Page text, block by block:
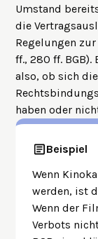
Umstand
die
Regelungen
ff.,280 ff.
also, ob sich
haben oder
Beispiel
Wenn
werden, ist
Wenn der
Verbots